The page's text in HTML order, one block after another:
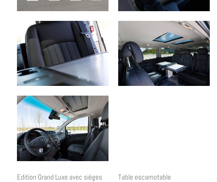
Edition Grand Luxe avec sièges
Table escamotable